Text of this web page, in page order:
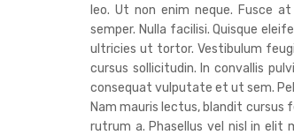
leo. Ut non enim neque. Fusce
semper. Nulla facilisi. Quisque
ultricies ut tortor. Vestibulum
cursus sollicitudin. In convallis
consequat vulputate et ut sem.
Nam mauris lectus, blandit cursus
rutrum a. Phasellus vel nisl in elit